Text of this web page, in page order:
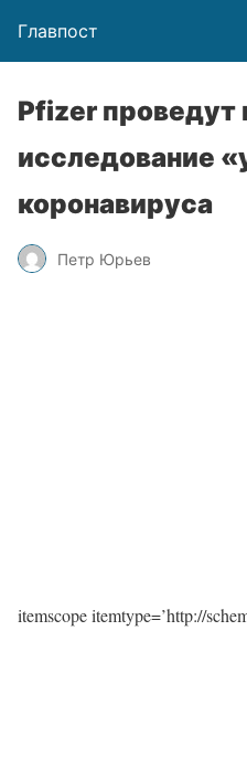
Главпост
Pfizer проведут
исследование
коронавируса
Петр Юрьев
itemscope itemtype=’http://